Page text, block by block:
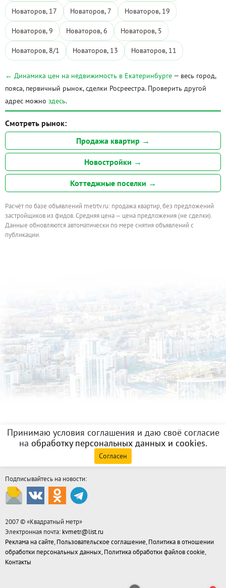
Новаторов, 17 Новаторов, 7 Новаторов, 19
Новаторов, 9 Новаторов, 6 Новаторов, 5
Новаторов, 8/1 Новаторов, 13 Новаторов, 11
← Динамика цен на недвижимость в Екатеринбурге — весь город,
пояса, первичный рынок, сделки Росреестра. Проверить другой
адрес можно здесь.
Смотреть рынок:
Продажа квартир →
Новостройки →
Коттеджные поселки →
Расчёт по базе объявлений metrtv.ru: продажа квартир, без предложений
застройщиков из фидов. Средняя цена — цена предложения (не сделки).
Данные обновляются автоматически по мере снятия объявлений с
публикации.
Принимаю условия соглашения и даю своё согласие
на обработку персональных данных и cookies.
Согласен
Подписывайтесь на новости:
2007 © «Квадратный метр»
Электронная почта: kvmetr@list.ru
Реклама на сайте, Пользовательское соглашение, Политика в отношении
обработки персональных данных, Политика обработки файлов cookie,
Контакты